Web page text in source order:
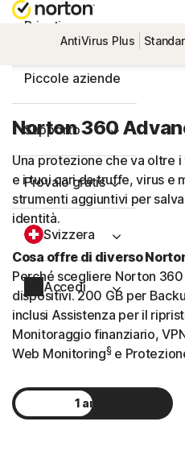
Privati
Piccole aziende
Supporto
Provalo gratis
Svizzera
Accedi
AntiVirus Plus
Norton 360
Una protezione che va oltre
e i tuoi cari da truffe, virus e
strumenti aggiuntivi per
identità.
Cosa offre di diverso
Perché scegliere Norton
dispositivi. 200 GB per
inclusi Assistenza per il
Monitoraggio finanziario,
Web Monitoring§e
1 anno